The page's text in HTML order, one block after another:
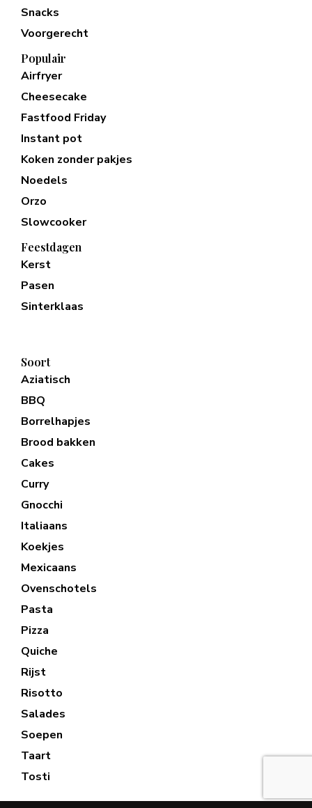
Snacks
Voorgerecht
Populair
Airfryer
Cheesecake
Fastfood Friday
Instant pot
Koken zonder pakjes
Noedels
Orzo
Slowcooker
Feestdagen
Kerst
Pasen
Sinterklaas
Soort
Aziatisch
BBQ
Borrelhapjes
Brood bakken
Cakes
Curry
Gnocchi
Italiaans
Koekjes
Mexicaans
Ovenschotels
Pasta
Pizza
Quiche
Rijst
Risotto
Salades
Soepen
Taart
Tosti